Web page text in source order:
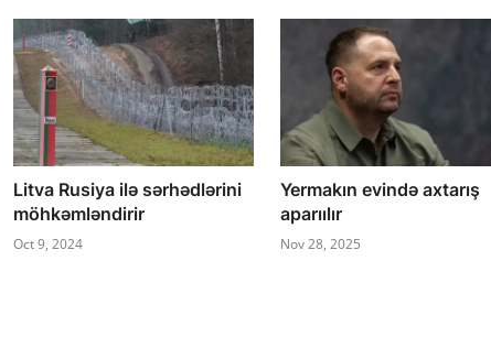
Litva Rusiya ilə sərhədlərini
möhkəmləndirir
Oct 9, 2024
Yermakın evində axtarış
aparıılır
Nov 28, 2025